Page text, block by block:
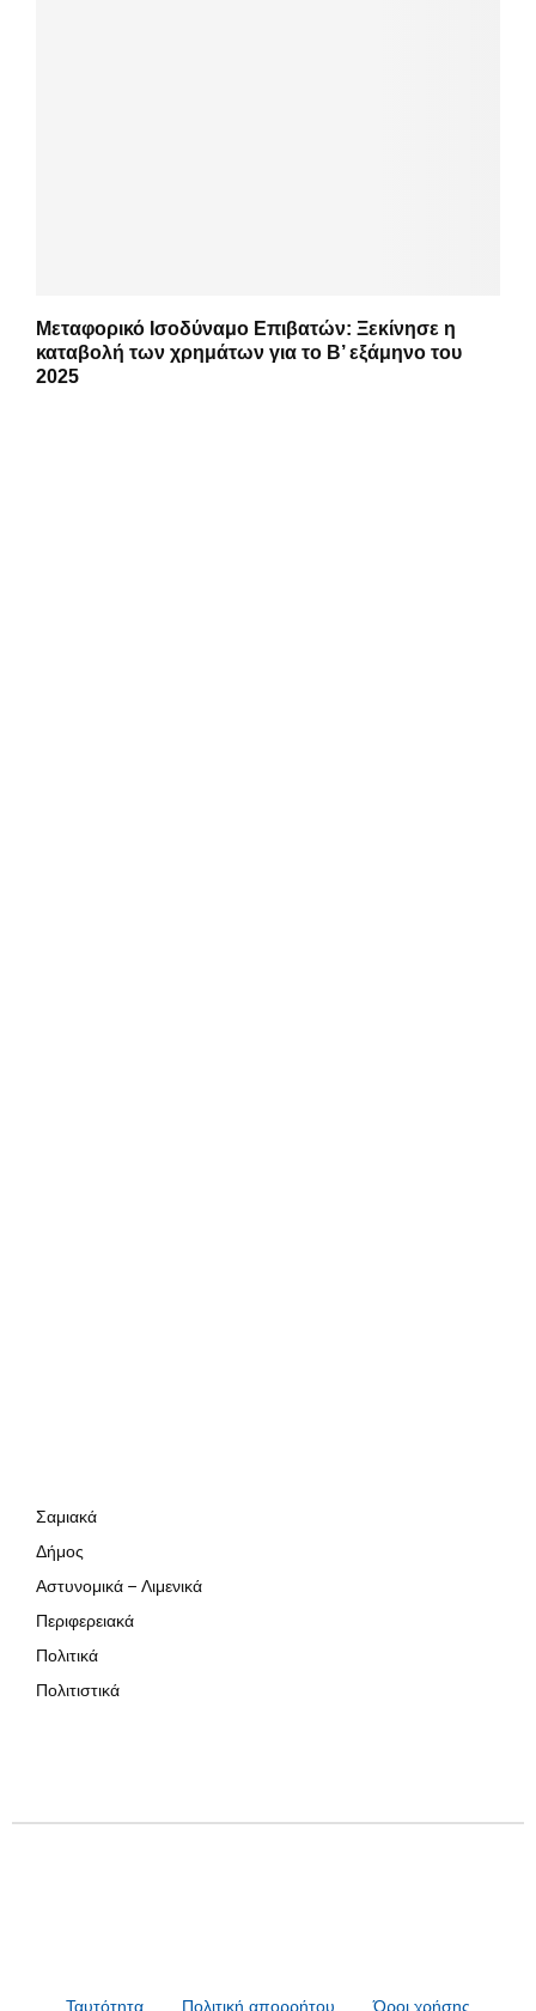
Μεταφορικό Ισοδύναμο Επιβατών: Ξεκίνησε η
καταβολή των χρημάτων για το Β’ εξάμηνο του
2025
Σαμιακά
Δήμος
Αστυνομικά – Λιμενικά
Περιφερειακά
Πολιτικά
Πολιτιστικά
Ταυτότητα Πολιτική απορρήτου Όροι χρήσης